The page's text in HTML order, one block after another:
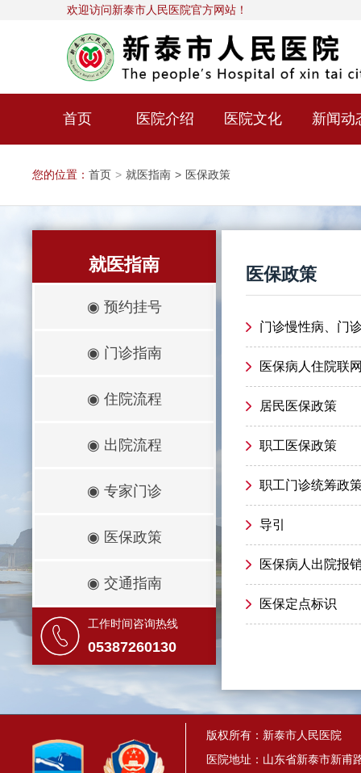
欢迎访问新泰市人民医院官方网站！
首页 医院介绍 医院文化 新闻动
您的位置： 首页 > 就医指南 > 医保政策
就医指南
◉ 预约挂号
◉ 门诊指南
◉ 住院流程
◉ 出院流程
◉ 专家门诊
◉ 医保政策
◉ 交通指南
工作时间咨询热线
05387260130
医保政策
门诊慢性病、门
医保病人住院联
居民医保政策
职工医保政策
职工门诊统筹政
导引
医保病人出院报
医保定点标识
版权所有：新泰市人民医院
医院地址：山东省新泰市新甫